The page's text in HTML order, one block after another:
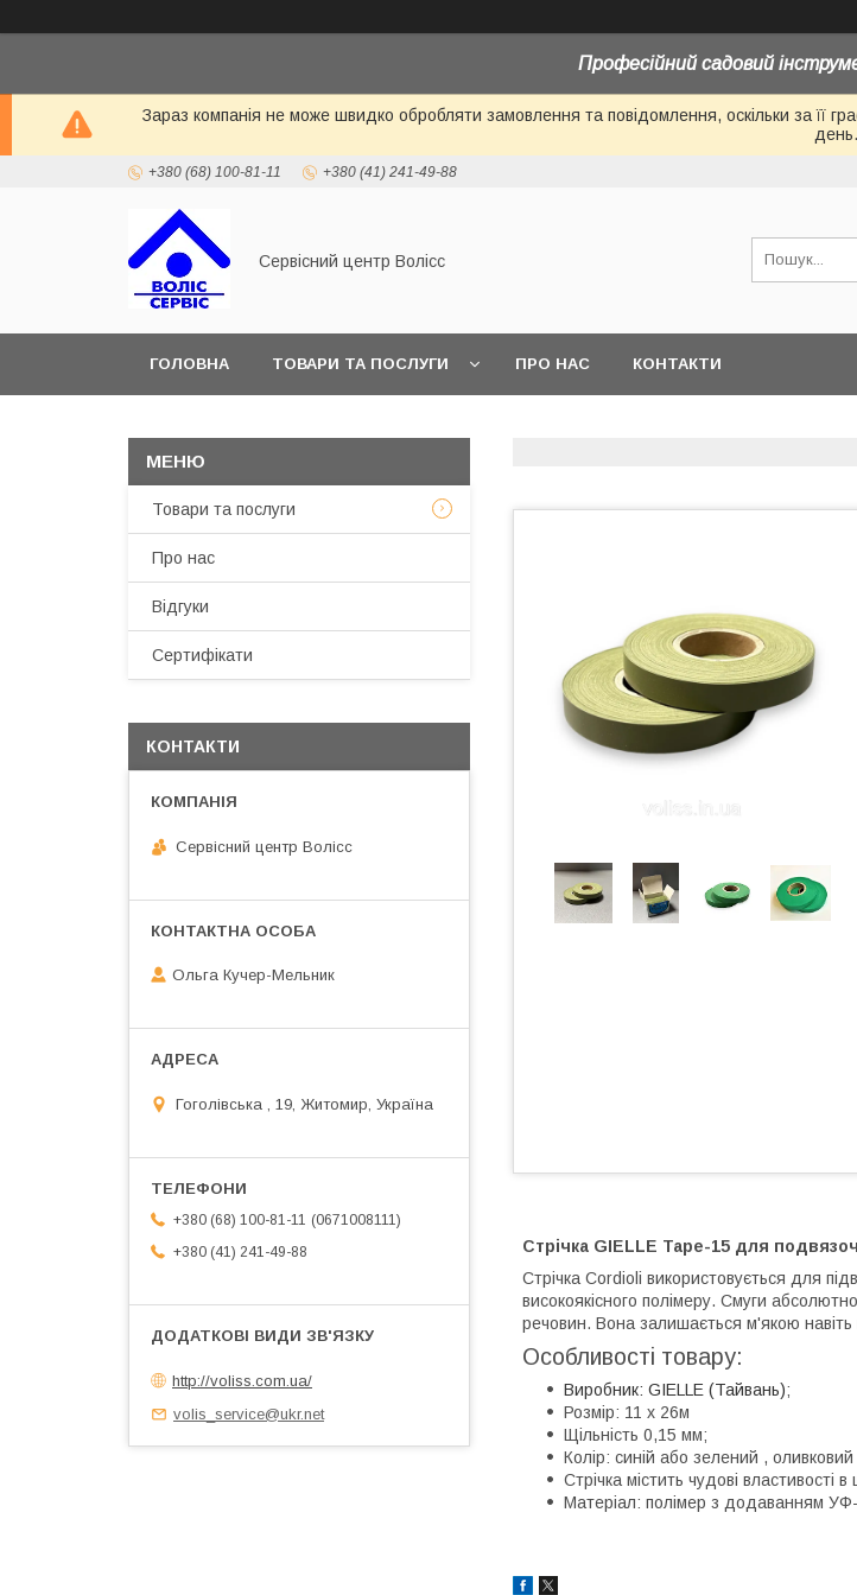
Професійний садовий
Зараз компанія не може швидко обробляти замовлення та повідомлення, оскільки за її
день.
+380 (68) 100-81-11 +380 (41) 241-49-88
Сервісний центр Волісс
ГОЛОВНА ТОВАРИ ТА ПОСЛУГИ ПРО НАС КОНТАКТИ
Стрічка GIELLE Tape-15 для
Стрічка Cordioli використовується для
високоякісного полімеру. Смуги
речовин. Вона залишається м'якою навіть
Особливості товару:
Виробник: GIELLE (Тайвань);
Розмір: 11 х 26м
Щільність 0,15 мм;
Колір: синій або зелений , оливковий
Стрічка містить чудові властивості
Матеріал: полімер з додаванням УФ-
Товари та послуги
Про нас
Відгуки
Сертифікати
КОНТАКТИ
Сервісний центр Волісс
Ольга Кучер-Мельник
Гоголівська , 19, Житомир, Україна
+380 (68) 100-81-11
0671008111
+380 (41) 241-49-88
http://voliss.com.ua/
volis_service@ukr.net